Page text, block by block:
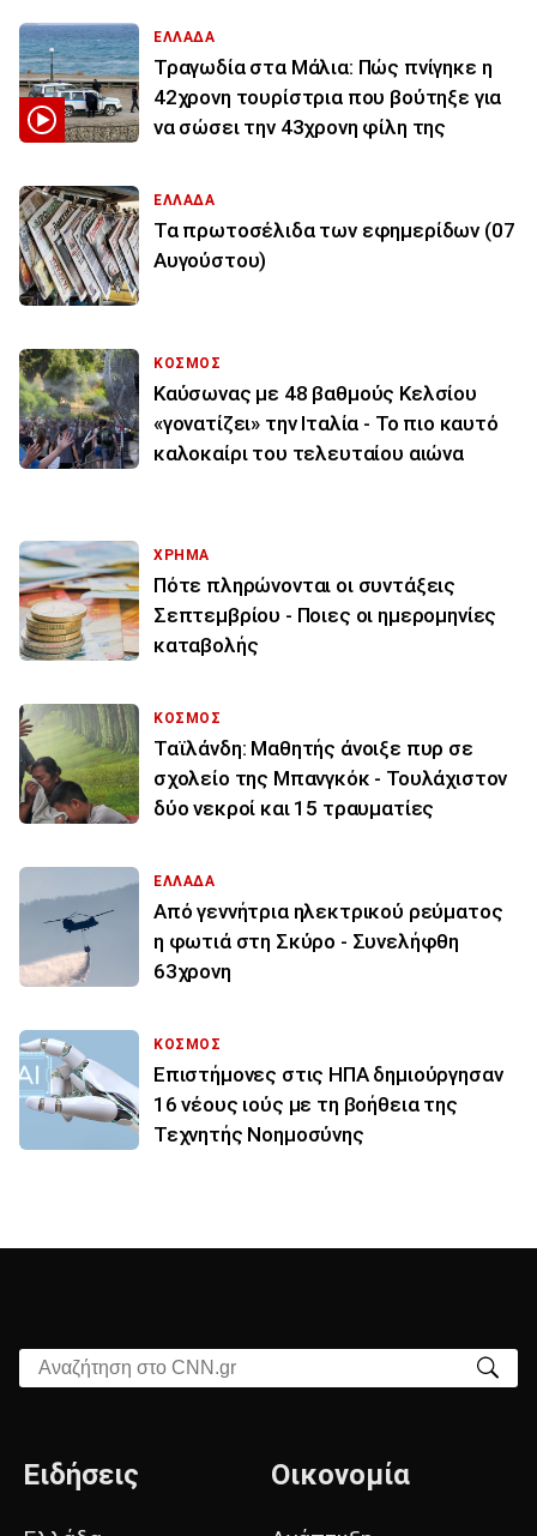
ΕΛΛΑΔΑ
Τραγωδία στα Μάλια: Πώς πνίγηκε η
42χρονη τουρίστρια που βούτηξε για
να σώσει την 43χρονη φίλη της
ΕΛΛΑΔΑ
Τα πρωτοσέλιδα των εφημερίδων (07
Αυγούστου)
ΚΟΣΜΟΣ
Καύσωνας με 48 βαθμούς Κελσίου
«γονατίζει» την Ιταλία - Το πιο καυτό
καλοκαίρι του τελευταίου αιώνα
ΧΡΗΜΑ
Πότε πληρώνονται οι συντάξεις
Σεπτεμβρίου - Ποιες οι ημερομηνίες
καταβολής
ΚΟΣΜΟΣ
Ταϊλάνδη: Μαθητής άνοιξε πυρ σε
σχολείο της Μπανγκόκ - Τουλάχιστον
δύο νεκροί και 15 τραυματίες
ΕΛΛΑΔΑ
Από γεννήτρια ηλεκτρικού ρεύματος
η φωτιά στη Σκύρο - Συνελήφθη
63χρονη
ΚΟΣΜΟΣ
Επιστήμονες στις ΗΠΑ δημιούργησαν
16 νέους ιούς με τη βοήθεια της
Τεχνητής Νοημοσύνης
Αναζήτηση στο CNN.gr
Ειδήσεις Οικονομία